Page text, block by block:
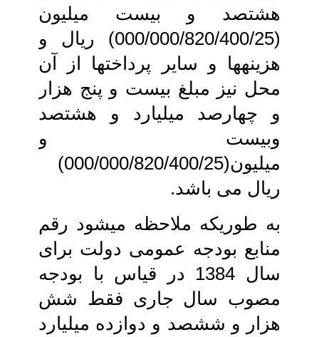
هشتصد و بیست میلیون‏
(000/000/820/400/25) ریال و
هزینه‏ها و سایر پرداخت‏ها از آن
محل نیز مبلغ بیست و پنج هزار
و چهارصد میلیارد و هشتصد
وبیست و
میلیون(000/000/820/400/25)
ریال می‏ باشد.
به طوریکه ملاحظه می‏شود رقم
منابع‏ بودجه عمومی دولت برای
سال 1384 در قیاس با بودجه
مصوب سال جاری فقط شش‏
هزار و ششصد و دوازده میلیارد